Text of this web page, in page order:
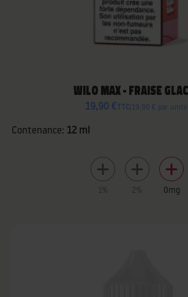
WILO MAX - FRAISE
19,90 € TTC 19,90 € par unité
Contenance: 12 ml
1% 2% 0mg